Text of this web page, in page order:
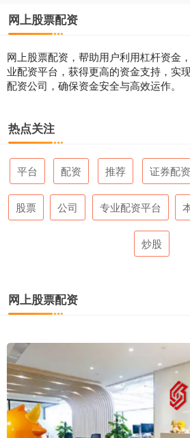
网上股票配资
网上股票配资，帮助用户利用杠杆资金
业配资平台，获得更高的资金支持，实
配资公司，确保资金安全与高效运作。
热点关注
平台 配资 推荐 证券配
股票 公司 专业配资平台
炒股
网上股票配资